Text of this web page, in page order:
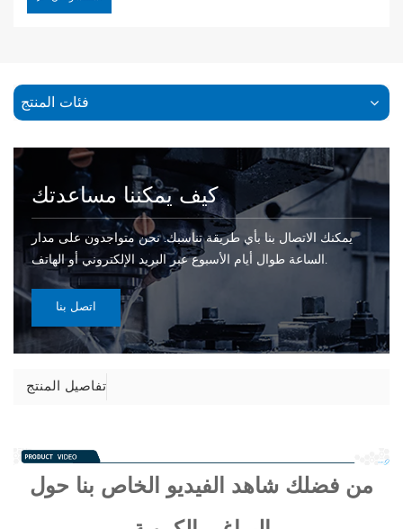
فئات المنتج
كيف يمكننا مساعدتك
يمكنك الاتصال بنا بأي طريقة تناسبك. نحن متواجدون على مدار
الساعة طوال أيام الأسبوع عبر البريد الإلكتروني أو الهاتف.
اتصل بنا
تفاصيل المنتج
من فضلك شاهد الفيديو الخاص بنا حول